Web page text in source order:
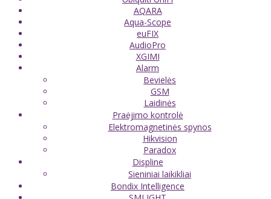
AQARA
Aqua-Scope
euFIX
AudioPro
XGIMI
Alarm
Bevielės
GSM
Laidinės
Praėjimo kontrolė
Elektromagnetinės spynos
Hikvision
Paradox
Displine
Sieniniai laikikliai
Bondix Intelligence